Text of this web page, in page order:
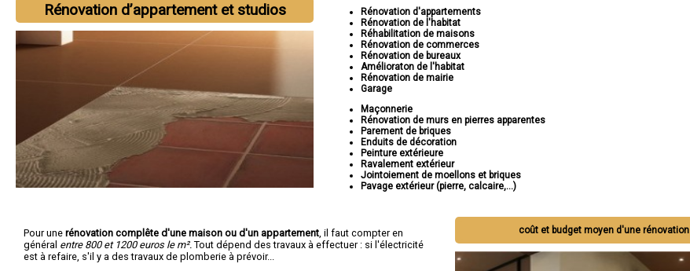
Rénovation d’appartement et studios
Rénovation d'appartements
Rénovation de l'habitat
Réhabilitation de maisons
Rénovation de commerces
Rénovation de bureaux
Amélioraton de l'habitat
Rénovation de mairie
Garage
Maçonnerie
Rénovation de murs en pierres apparentes
Parement de briques
Enduits de décoration
Peinture extérieure
Ravalement extérieur
Jointoiement de moellons et briques
Pavage extérieur (pierre, calcaire,...)
coût et budget moyen d'une rénovation
Pour une rénovation complête d'une maison ou d'un appartement , il faut compter en
général entre 800 et 1200 euros le m². Tout dépend des travaux à effectuer : si l'électricité
est à refaire, s'il y a des travaux de plomberie à prévoir...